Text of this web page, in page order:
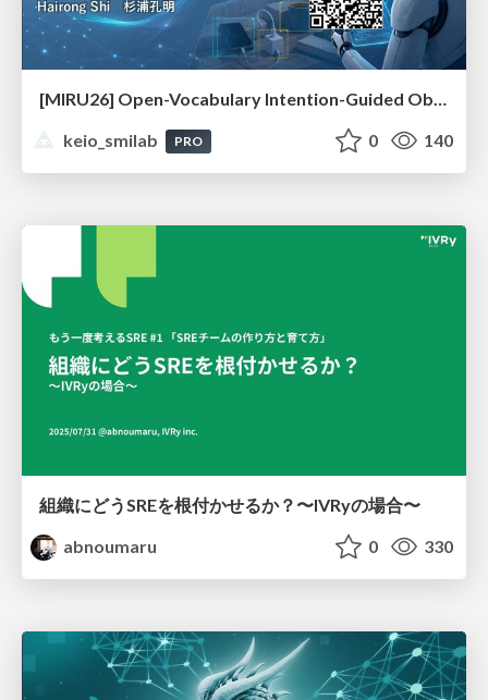
[MIRU26] Open-Vocabulary Intention-Guided Object Detection in Diverse Scenes
keio_smilab
PRO 0 140
組織にどうSREを根付かせるか？〜IVRyの場合〜
abnoumaru
0 330